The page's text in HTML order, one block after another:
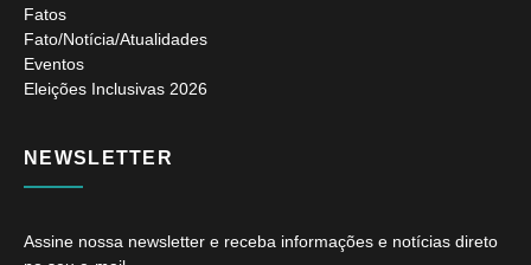
Fatos
Fato/Notícia/Atualidades
Eventos
Eleições Inclusivas 2026
NEWSLETTER
Assine nossa newsletter e receba informações e notícias direto